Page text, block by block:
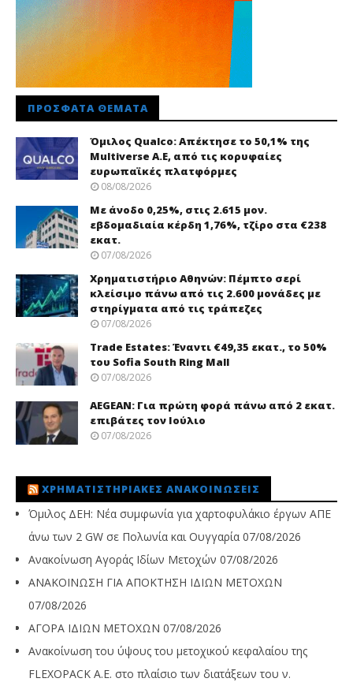
ΠΡΌΣΦΑΤΑ ΘΈΜΑΤΑ
Όμιλος Qualco: Απέκτησε το 50,1% της
Multiverse A.E, από τις κορυφαίες
ευρωπαϊκές πλατφόρμες
08/08/2026
Με άνοδο 0,25%, στις 2.615 μον.
εβδομαδιαία κέρδη 1,76%, τζίρο στα €238
εκατ.
07/08/2026
Χρηματιστήριο Αθηνών: Πέμπτο σερί
κλείσιμο πάνω από τις 2.600 μονάδες με
στηρίγματα από τις τράπεζες
07/08/2026
Trade Εstates: Έναντι €49,35 εκατ., το 50%
του Sofia South Ring Mall
07/08/2026
AEGEAN: Για πρώτη φορά πάνω από 2 εκατ.
επιβάτες τον Ιούλιο
07/08/2026
ΧΡΗΜΑΤΙΣΤΗΡΙΑΚΈΣ ΑΝΑΚΟΙΝΏΣΕΙΣ
Όμιλος ΔΕΗ: Νέα συμφωνία για χαρτοφυλάκιο έργων ΑΠΕ
άνω των 2 GW σε Πολωνία και Ουγγαρία 07/08/2026
Ανακοίνωση Αγοράς Ιδίων Μετοχών 07/08/2026
ΑΝΑΚΟΙΝΩΣΗ ΓΙΑ ΑΠΟΚΤΗΣΗ ΙΔΙΩΝ ΜΕΤΟΧΩΝ
07/08/2026
ΑΓΟΡΑ ΙΔΙΩΝ ΜΕΤΟΧΩΝ 07/08/2026
Ανακοίνωση του ύψους του μετοχικού κεφαλαίου της
FLEXOPACK A.E. στο πλαίσιο των διατάξεων του ν.